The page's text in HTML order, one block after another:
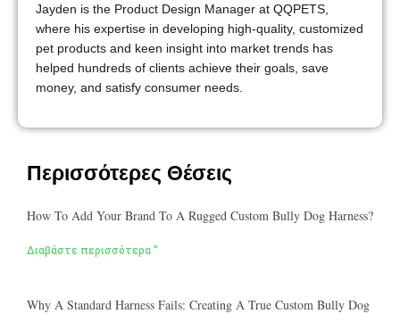
Jayden is the Product Design Manager at QQPETS,
where his expertise in developing high-quality, customized
pet products and keen insight into market trends has
helped hundreds of clients achieve their goals, save
money, and satisfy consumer needs.
Περισσότερες Θέσεις
How To Add Your Brand To A Rugged Custom Bully Dog Harness?
Διαβάστε περισσότερα "
Why A Standard Harness Fails: Creating A True Custom Bully Dog